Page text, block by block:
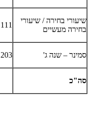
שיעורי בחירה / שיעורי
בחירה מעשיים
111
סמינר – שנה ג' 203
סה"כ